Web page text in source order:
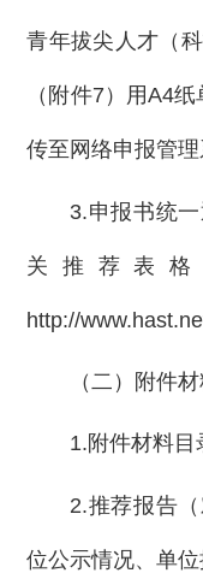
青年拔尖人才（
（附件7）用A4
传至网络申报管
3.申报书统一
关推荐表
http://
（二）附件材
1.附件材料目
2.推荐报告（
位公示情况、单位